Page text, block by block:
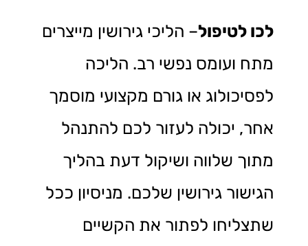
לכו לטיפול– הליכי גירושין מייצרים
מתח ועומס נפשי רב. הליכה
לפסיכולוג או גורם מקצועי מוסמך
אחר, יכולה לעזור לכם להתנהל
מתוך שלווה ושיקול דעת בהליך
הגישור גירושין שלכם. מניסיון ככל
שתצליחו לפתור את הקשיים